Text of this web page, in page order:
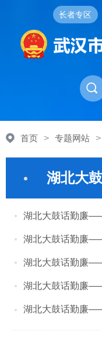
长者专区
首页 > 专题网站 >
湖北大
湖北大鼓话勤廉
湖北大鼓话勤廉
湖北大鼓话勤廉
湖北大鼓话勤廉
湖北大鼓话勤廉